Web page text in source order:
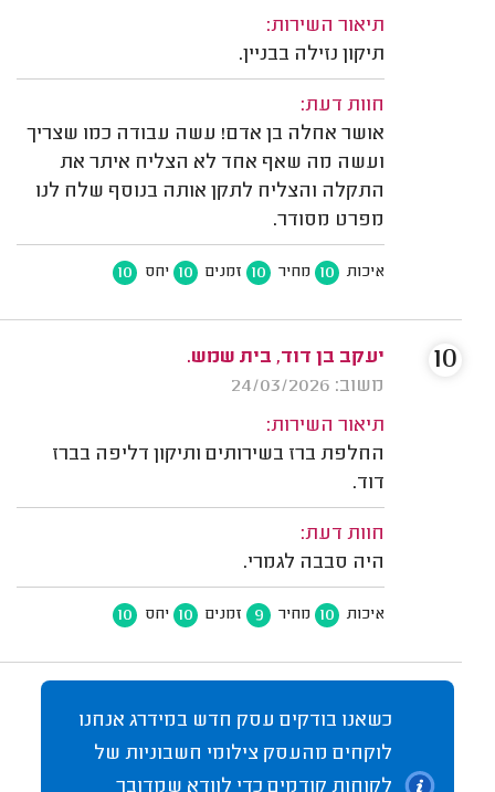
תיאור השירות:
תיקון נזילה בבניין.
חוות דעת:
אושר אחלה בן אדם! עשה עבודה כמו שצריך
ועשה מה שאף אחד לא הצליח איתר את
התקלה והצליח לתקן אותה בנוסף שלח לנו
מפרט מסודר.
איכות 10 מחיר 10 זמנים 10 יחס 10
יעקב בן דוד, בית שמש.
משוב: 24/03/2026
תיאור השירות:
החלפת ברז בשירותים ותיקון דליפה בברז
דוד.
חוות דעת:
היה סבבה לגמרי.
איכות 10 מחיר 9 זמנים 10 יחס 10
10
כשאנו בודקים עסק חדש במידרג אנחנו
לוקחים מהעסק צילומי חשבוניות של